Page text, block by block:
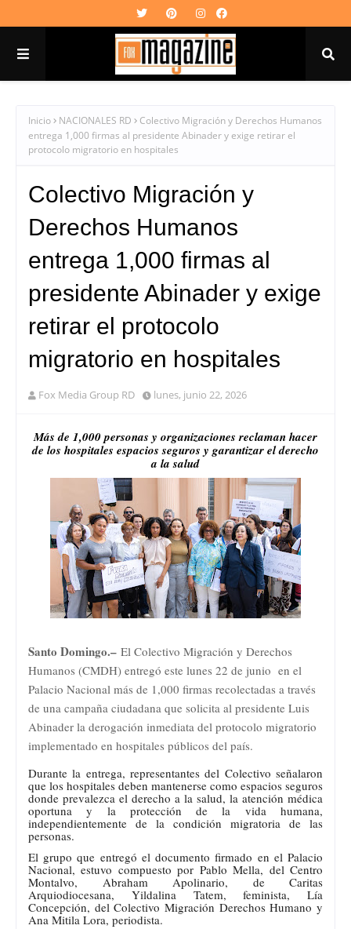
Inicio NACIONALES RD
Colectivo Migración y Derechos Humanos
entrega 1,000 firmas al presidente Abinader y exige retirar el
protocolo migratorio en hospitales
Colectivo Migración y
Derechos Humanos
entrega 1,000 firmas al
presidente Abinader y exige
retirar el protocolo
migratorio en hospitales
Fox Media Group RD lunes, junio 22, 2026
Más de 1,000 personas y organizaciones reclaman hacer
de los hospitales espacios seguros y garantizar el derecho
a la salud
Santo Domingo.– El Colectivo Migración y Derechos
Humanos (CMDH) entregó este lunes 22 de junio en el
Palacio Nacional más de 1,000 firmas recolectadas a través
de una campaña ciudadana que solicita al presidente Luis
Abinader la derogación inmediata del protocolo migratorio
implementado en hospitales públicos del país.
Durante la entrega, representantes del Colectivo señalaron
que los hospitales deben mantenerse como espacios seguros
donde prevalezca el derecho a la salud, la atención médica
oportuna y la protección de la vida humana,
independientemente de la condición migratoria de las
personas.
El grupo que entregó el documento firmado en el Palacio
Nacional, estuvo compuesto por Pablo Mella, del Centro
Montalvo, Abraham Apolinario, de Caritas
Arquiodiocesana, Yildalina Tatem, feminista, Lía
Concepción, del Colectivo Migración Derechos Humano y
Ana Mitila Lora, periodista.